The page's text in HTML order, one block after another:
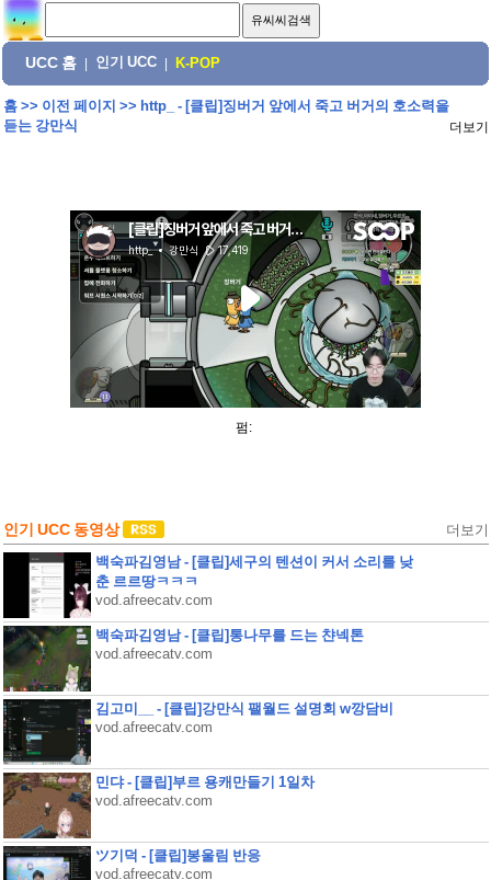
UCC 홈 인기 UCC K-POP
홈>> 이전 페이지 >> http_ - [클립]징버거 앞에서 죽고 버거의 호소력을
듣는 강만식
더보기
펌:
인기 UCC 동영상 더보기
백숙파김영남 - [클립]세구의 텐션이 커서 소리를 낮
춘 르르땅ㅋㅋㅋ
vod.afreecatv.com
백숙파김영남 - [클립]통나무를 드는 챤넥톤
vod.afreecatv.com
김고미__ - [클립]강만식 팰월드 설명회 w깡담비
vod.afreecatv.com
민댜 - [클립]부르 용캐만들기 1일차
vod.afreecatv.com
ツ기덕 - [클립]봉울림 반응
vod.afreecatv.com